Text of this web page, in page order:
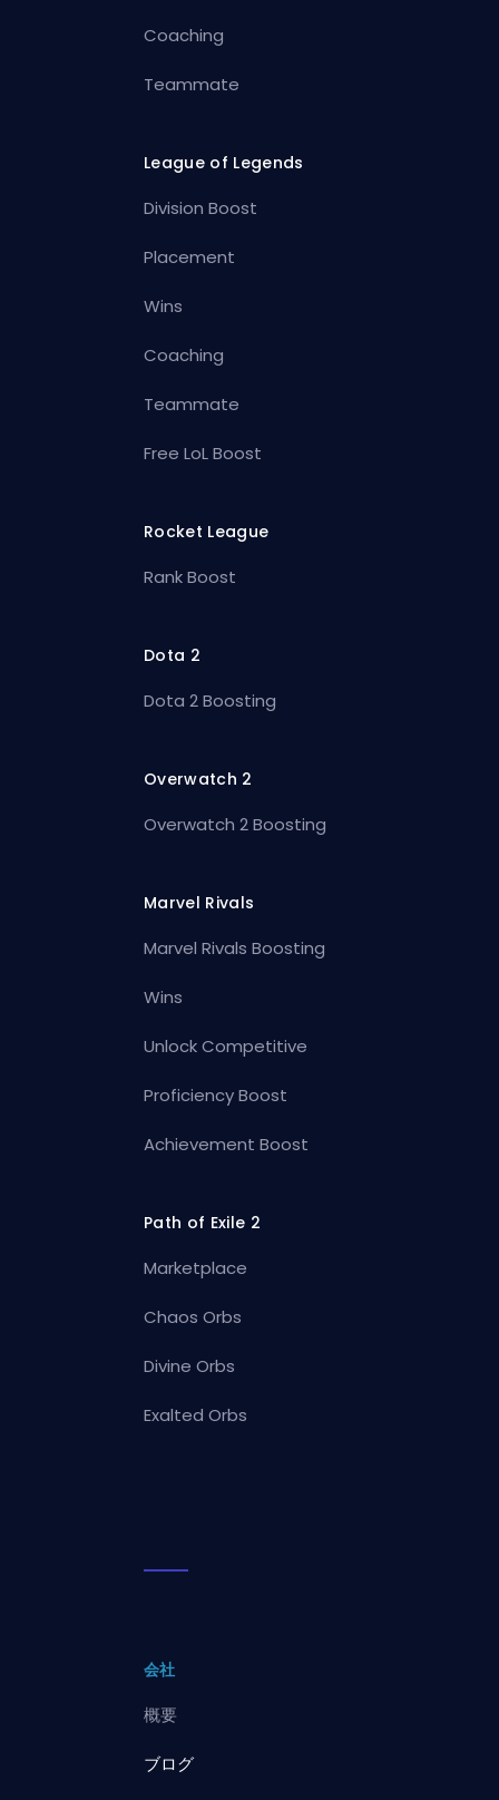
Coaching
Teammate
League of Legends
Division Boost
Placement
Wins
Coaching
Teammate
Free LoL Boost
Rocket League
Rank Boost
Dota 2
Dota 2 Boosting
Overwatch 2
Overwatch 2 Boosting
Marvel Rivals
Marvel Rivals Boosting
Wins
Unlock Competitive
Proficiency Boost
Achievement Boost
Path of Exile 2
Marketplace
Chaos Orbs
Divine Orbs
Exalted Orbs
会社
概要
ブログ